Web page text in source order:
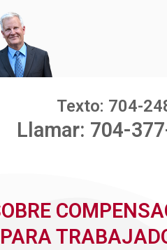
Texto: 704-
Llamar: 704-
PARA